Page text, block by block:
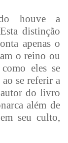
houve a
distinção
apenas o
o reino ou
eles se
se referir a
do livro
além de
seu culto,